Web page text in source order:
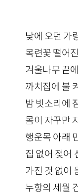
낮에 오던 가
목련꽃 떨어
겨울나무 끝
까치집에 불
밤 빗소리에
몸이 자꾸만
행운목 아래
집 없어 젖어
가진 것 없이
누항의 세월